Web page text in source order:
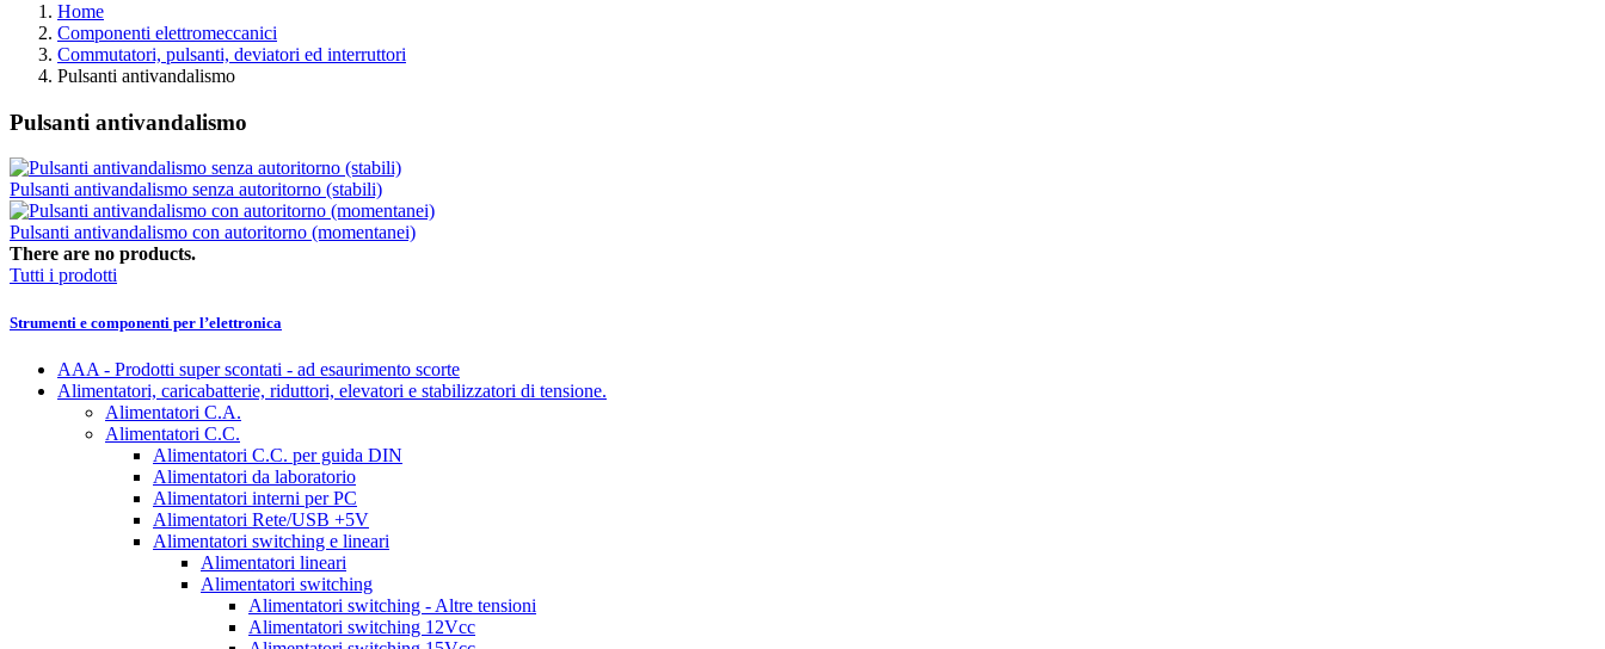
Home
Componenti elettromeccanici
Commutatori, pulsanti, deviatori ed interruttori
Pulsanti antivandalismo
Pulsanti antivandalismo
Pulsanti antivandalismo senza autoritorno (stabili)
Pulsanti antivandalismo con autoritorno (momentanei)
There are no products.
Tutti i prodotti
Strumenti e componenti per l’elettronica
AAA - Prodotti super scontati - ad esaurimento scorte
Alimentatori, caricabatterie, riduttori, elevatori e stabilizzatori di tensione.
Alimentatori C.A.
Alimentatori C.C.
Alimentatori C.C. per guida DIN
Alimentatori da laboratorio
Alimentatori interni per PC
Alimentatori Rete/USB +5V
Alimentatori switching e lineari
Alimentatori lineari
Alimentatori switching
Alimentatori switching - Altre tensioni
Alimentatori switching 12Vcc